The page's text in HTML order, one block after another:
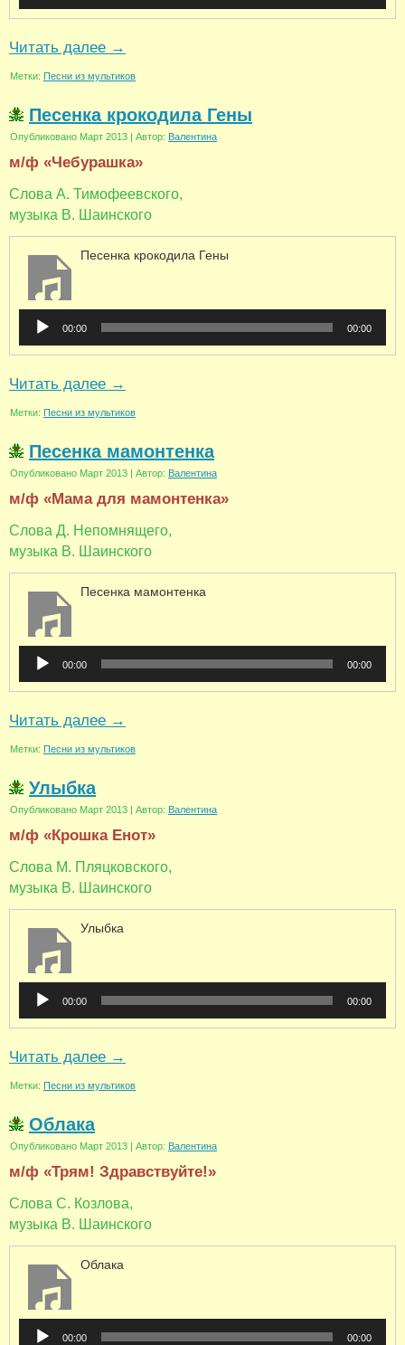
Читать далее →
Метки: Песни из мультиков
Песенка крокодила Гены
Опубликовано Март 2013 | Автор: Валентина
м/ф «Чебурашка»
Слова А. Тимофеевского,
музыка В. Шаинского
Песенка крокодила Гены
Аудиоплеер
00:00 00:00
Читать далее →
Метки: Песни из мультиков
Песенка мамонтенка
Опубликовано Март 2013 | Автор: Валентина
м/ф «Мама для мамонтенка»
Слова Д. Непомнящего,
музыка В. Шаинского
Песенка мамонтенка
Аудиоплеер
00:00 00:00
Читать далее →
Метки: Песни из мультиков
Улыбка
Опубликовано Март 2013 | Автор: Валентина
м/ф «Крошка Енот»
Слова М. Пляцковского,
музыка В. Шаинского
Улыбка
Аудиоплеер
00:00 00:00
Читать далее →
Метки: Песни из мультиков
Облака
Опубликовано Март 2013 | Автор: Валентина
м/ф «Трям! Здравствуйте!»
Слова С. Козлова,
музыка В. Шаинского
Облака
Аудиоплеер
00:00 00:00